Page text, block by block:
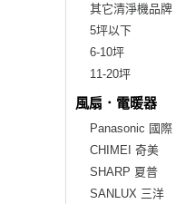
其它清淨機品牌
5坪以下
6-10坪
11-20坪
風扇．電暖器
Panasonic 國際
CHIMEI 奇美
SHARP 夏普
SANLUX 三洋